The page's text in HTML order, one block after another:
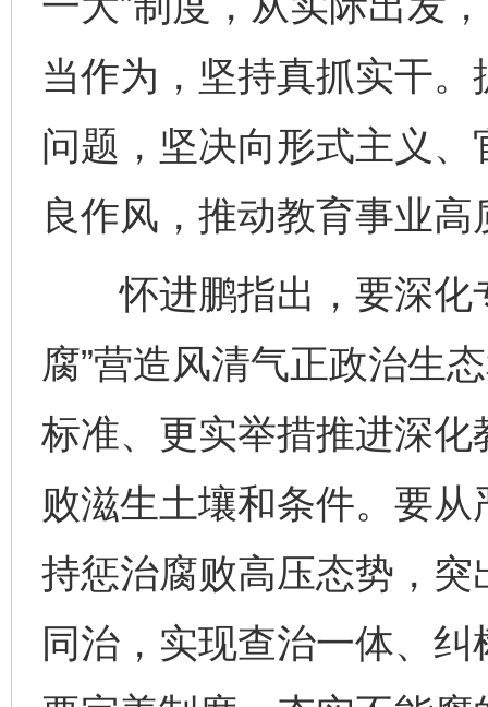
当作为，坚持真抓实干
问题，坚决向形式主义
良作风，推动教育事业高
怀进鹏指出，要深化
腐”营造风清气正政治生
标准、更实举措推进深
败滋生土壤和条件。要
持惩治腐败高压态势，
同治，实现查治一体、